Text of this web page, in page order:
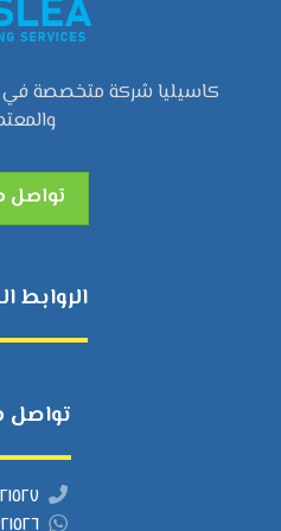
كاسيليا شركة متخصصة في
تواصل
الروابط
تواصل